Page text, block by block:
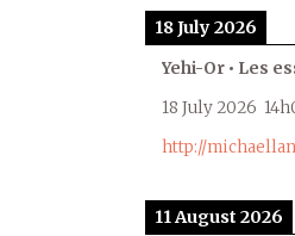
18 July 2026
Yehi-Or • Les
18 July 2026
http://
11 August 2026